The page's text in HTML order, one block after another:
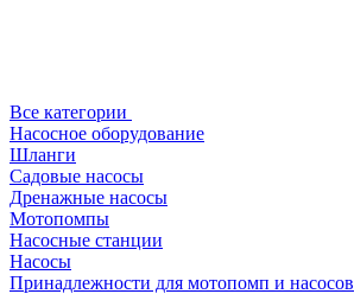
Все категории
Насосное оборудование
Шланги
Садовые насосы
Дренажные насосы
Мотопомпы
Насосные станции
Насосы
Принадлежности для мотопомп и насосов